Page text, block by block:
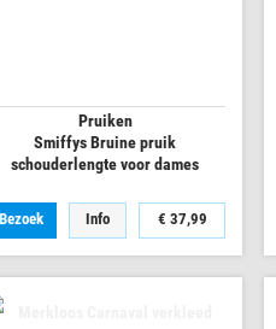
Pruiken
Smiffys Bruine pruik
schouderlengte voor dames
Bezoek Info € 37,99